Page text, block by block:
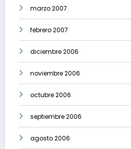
marzo 2007
febrero 2007
diciembre 2006
noviembre 2006
octubre 2006
septiembre 2006
agosto 2006